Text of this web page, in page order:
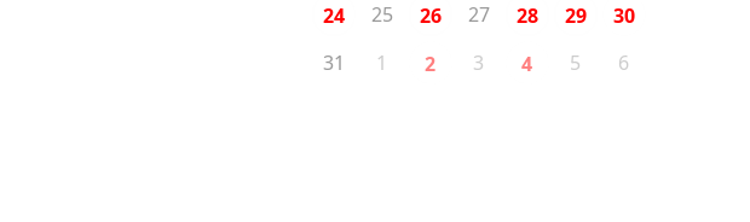
24
25 26 27 28 29
30
31
1 2 3 4 5 6